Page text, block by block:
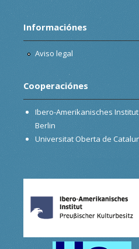
Informaciónes
Aviso legal
Cooperaciónes
Ibero-Amerikanisches
Berlin
Universitat Oberta de